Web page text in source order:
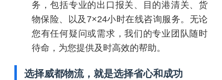
务，包括专业的出口报关、目的港清关、货
物保险、以及7×24小时在线咨询服务。无论
您有任何疑问或需求，我们的专业团队随时
待命，为您提供及时高效的帮助。
选择威都物流，就是选择省心和成功